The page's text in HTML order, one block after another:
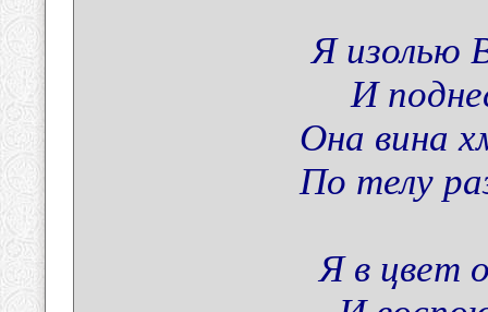
Я изолью
И
Она вина
По телу
Я в цвет